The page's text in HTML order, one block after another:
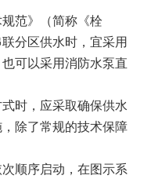
范》
（简称《栓
分区供水时，宜采用
可以采用消防水泵直
时，应采取确保供水
除了常规的技术保障
顺序启动，在图示系